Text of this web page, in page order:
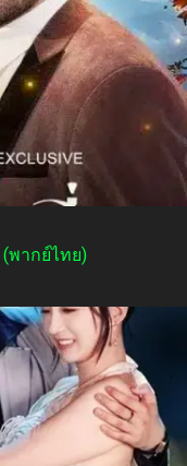
(พากย์ไทย)